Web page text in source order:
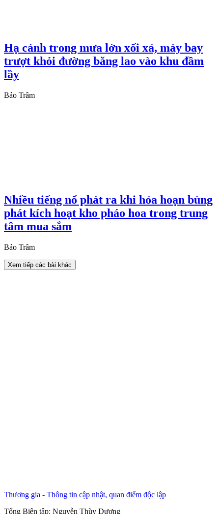
Hạ cánh trong mưa lớn xối xả, máy bay
trượt khỏi đường băng lao vào khu đầm
lầy
Bảo Trâm
Nhiều tiếng nổ phát ra khi hỏa hoạn bùng
phát kích hoạt kho pháo hoa trong trung
tâm mua sắm
Bảo Trâm
Xem tiếp các bài khác
Thương gia - Thông tin cập nhật, quan điểm độc lập
Tổng Biên tập: Nguyễn Thùy Dương